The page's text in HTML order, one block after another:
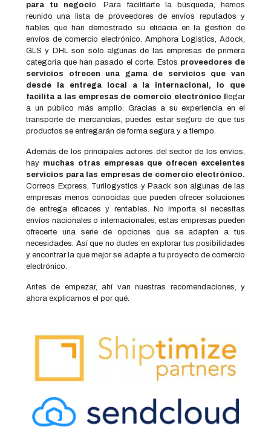
para tu negocio. Para facilitarte la búsqueda, hemos
reunido una lista de proveedores de envíos reputados y
fiables que han demostrado su eficacia en la gestión de
envíos de comercio electrónico. Amphora Logistics, Adock,
GLS y DHL son sólo algunas de las empresas de primera
categoría que han pasado el corte. Estos proveedores de
servicios ofrecen una gama de servicios que van
desde la entrega local a la internacional, lo que
facilita a las empresas de comercio electrónico l
legar
a un público más amplio. Gracias a su experiencia en el
transporte de mercancías, puedes estar seguro de que tus
productos se entregarán de forma segura y a tiempo.
Además de los principales actores del sector de los envíos,
hay muchas otras empresas que ofrecen excelentes
servicios para las empresas de comercio electrónico.
Correos Express, Turilogystics y Paack son algunas de las
empresas menos conocidas que pueden ofrecer soluciones
de entrega eficaces y rentables. No importa si necesitas
envíos nacionales o internacionales, estas empresas pueden
ofrecerte una serie de opciones que se adapten a tus
necesidades. Así que no dudes en explorar tus posibilidades
y encontrar la que mejor se adapte a tu proyecto de comercio
electrónico.
Antes de empezar, ahí van nuestras recomendaciones, y
ahora explicamos el por qué.